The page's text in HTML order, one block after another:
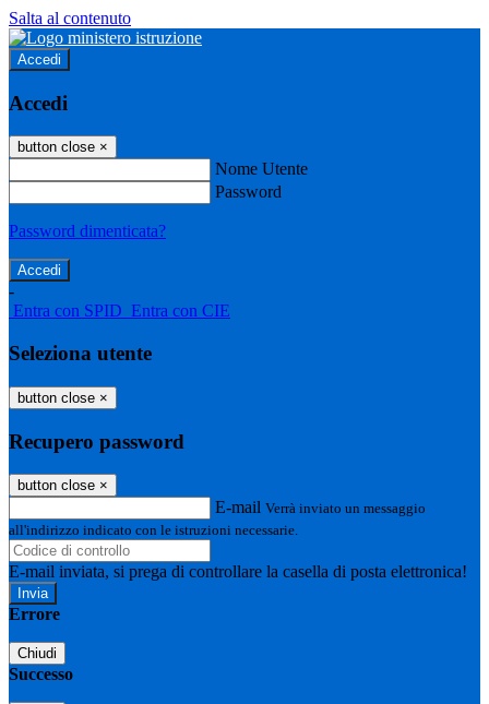
Salta al contenuto
Accedi
Accedi
button close ×
Nome Utente
Password
Password dimenticata?
-
Entra con SPID Entra con CIE
Seleziona utente
button close ×
Recupero password
button close ×
E-mail Verrà inviato un messaggio
all'indirizzo indicato con le istruzioni necessarie.
E-mail inviata, si prega di controllare la casella di posta elettronica!
Errore
Chiudi
Successo